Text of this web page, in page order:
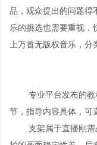
品，观众提出的问题得
乐的挑选也需要重视
上万首无版权音乐，分
专业平台发布的
节，指导内容具体，可
支架属于直播刚